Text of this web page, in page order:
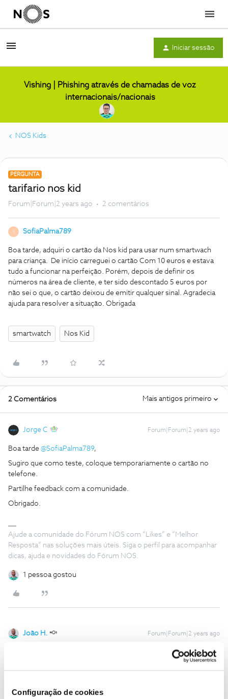
Configuração de cookies
Menu
Iniciar sessão
Vishing | Phishing através de chamadas de voz
internacionais/nacionais
NOS Kids
PERGUNTA
tarifario nos kid
Forum|Forum|2 years ago 2 comentários
S SofiaPalma789
Boa tarde, adquiri o cartão da Nos kid para usar num smartwach
para criança. De início carreguei o cartão Com 10 euros e estava
tudo a funcionar na perfeição. Porém, depois de definir os
números na área de cliente, e ter sido descontado 5 euros por
não sei o que, o cartão deixou de emitir qualquer sinal. Agradecia
ajuda para resolver a situação. Obrigada
smartwatch Nos Kid
2 Comentários Mais antigos primeiro
Jorge C Forum|Forum|2 years ago
Boa tarde @SofiaPalma789,
Sugiro que como teste, coloque temporariamente o cartão no
telefone.
Partilhe feedback com a comunidade.
Obrigado.
Ajude a comunidade do Fórum NOS com “Likes” e “Melhor
Resposta” nas soluções mais úteis. Siga o perfil para acompanhar
dicas, ajuda e novidades do Fórum NOS.
1 pessoa gostou
João H. Forum|Forum|2 years ago
favor, se o cartão funciona devidamente num smartphone.